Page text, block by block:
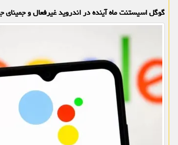
گوگل اسیستنت ماه آینده در اندروید غیرفعال و